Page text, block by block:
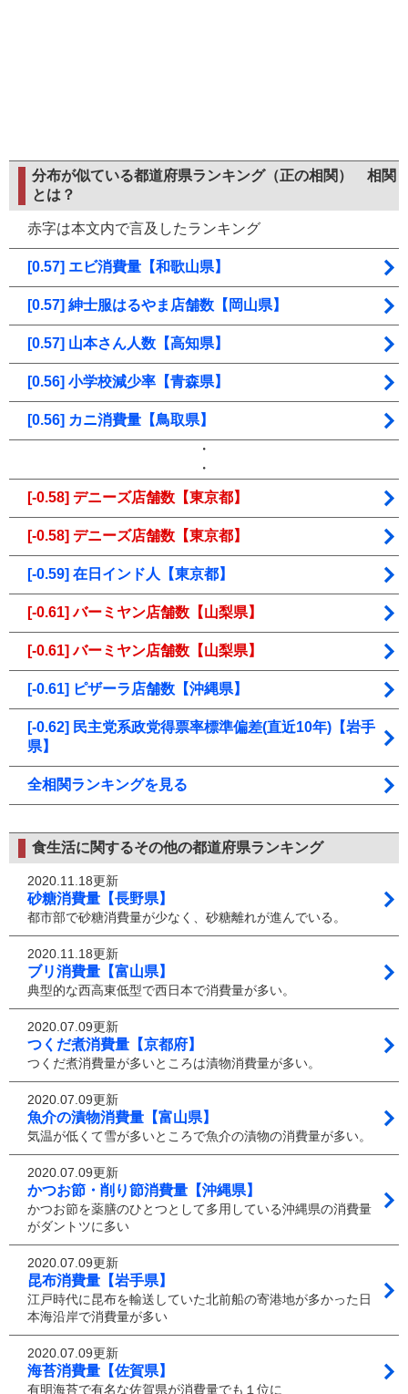
分布が似ている都道府県ランキング（正の相関） 相関
とは？
赤字は本文内で言及したランキング
[0.57] エビ消費量【和歌山県】
[0.57] 紳士服はるやま店舗数【岡山県】
[0.57] 山本さん人数【高知県】
[0.56] 小学校減少率【青森県】
[0.56] カニ消費量【鳥取県】
・
・
[-0.58] デニーズ店舗数【東京都】
[-0.58] デニーズ店舗数【東京都】
[-0.59] 在日インド人【東京都】
[-0.61] バーミヤン店舗数【山梨県】
[-0.61] バーミヤン店舗数【山梨県】
[-0.61] ピザーラ店舗数【沖縄県】
[-0.62] 民主党系政党得票率標準偏差(直近10年)【岩手
県】
全相関ランキングを見る
食生活に関するその他の都道府県ランキング
2020.11.18更新
砂糖消費量【長野県】
都市部で砂糖消費量が少なく、砂糖離れが進んでいる。
2020.11.18更新
ブリ消費量【富山県】
典型的な西高東低型で西日本で消費量が多い。
2020.07.09更新
つくだ煮消費量【京都府】
つくだ煮消費量が多いところは漬物消費量が多い。
2020.07.09更新
魚介の漬物消費量【富山県】
気温が低くて雪が多いところで魚介の漬物の消費量が多い。
2020.07.09更新
かつお節・削り節消費量【沖縄県】
かつお節を薬膳のひとつとして多用している沖縄県の消費量
がダントツに多い
2020.07.09更新
昆布消費量【岩手県】
江戸時代に昆布を輸送していた北前船の寄港地が多かった日
本海沿岸で消費量が多い
2020.07.09更新
海苔消費量【佐賀県】
有明海苔で有名な佐賀県が消費量でも１位に